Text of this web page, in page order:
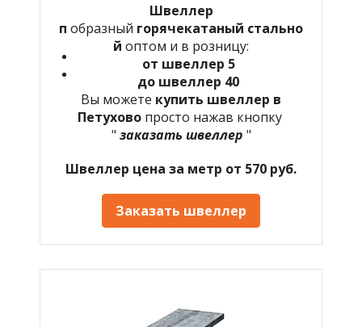
Швеллер
п образный горячекатаный стально
й оптом и в розницу:
от швеллер 5
до швеллер 40
Вы можете купить швеллер в
Петухово просто нажав кнопку
" заказать швеллер "
Швеллер цена за метр от 570 руб.
Заказать швеллер